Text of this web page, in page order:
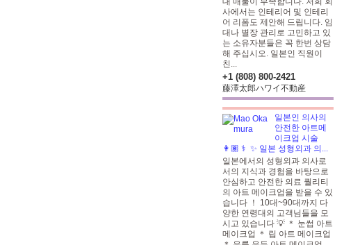
사에서는 인테리어 및 인테리
어 리폼도 제안해 드립니다. 임
대나 별장 관리로 고민하고 있
는 소유자분들은 꼭 한번 상담
해 주십시오. 일본인 직원이
친...
+1 (808) 800-2421
藤澤太郎ハワイ不動産
일본인 의사의
안전한 아트메
이크업 시술
👩🏽‍ ⚕ ️ ✨ 일본 성형외과 의...
일본에서의 성형외과 의사로
서의 지식과 경험을 바탕으로
안심하고 안전한 의료 퀄리티
의 아트 메이크업을 받을 수 있
습니다 ！ 10대~90대까지 다
양한 연령대의 고객님들을 모
시고 있습니다 💡 ＊ 눈썹 아트
메이크업 ＊ 립 아트 메이크업